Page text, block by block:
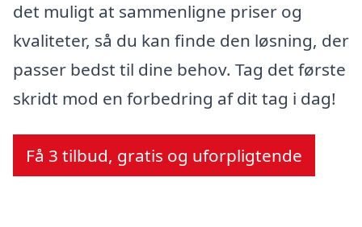
det muligt at sammenligne priser og
kvaliteter, så du kan finde den løsning, der
passer bedst til dine behov. Tag det første
skridt mod en forbedring af dit tag i dag!
Få 3 tilbud, gratis og uforpligtende